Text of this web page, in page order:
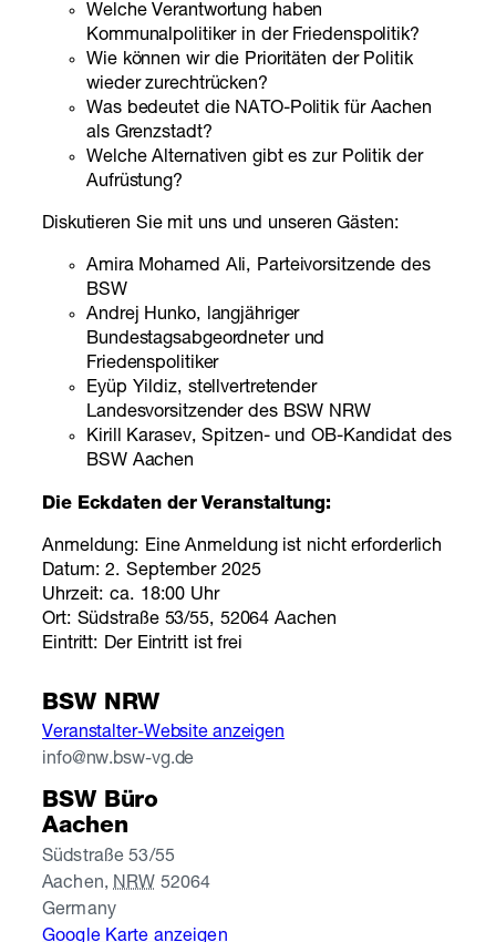
Welche Verantwortung haben
Kommunalpolitiker in der Friedenspolitik?
Wie können wir die Prioritäten der Politik
wieder zurechtrücken?
Was bedeutet die NATO-Politik für Aachen
als Grenzstadt?
Welche Alternativen gibt es zur Politik der
Aufrüstung?
Diskutieren Sie mit uns und unseren Gästen:
Amira Mohamed Ali, Parteivorsitzende des
BSW
Andrej Hunko, langjähriger
Bundestagsabgeordneter und
Friedenspolitiker
Eyüp Yildiz, stellvertretender
Landesvorsitzender des BSW NRW
Kirill Karasev, Spitzen- und OB-Kandidat des
BSW Aachen
Die Eckdaten der Veranstaltung:
Anmeldung: Eine Anmeldung ist nicht erforderlich
Datum: 2. September 2025
Uhrzeit: ca. 18:00 Uhr
Ort: Südstraße 53/55, 52064 Aachen
Eintritt: Der Eintritt ist frei
BSW NRW
Veranstalter-Website anzeigen
info@nw.bsw-vg.de
BSW Büro
Aachen
Südstraße 53/55
Aachen, NRW 52064
Germany
Google Karte anzeigen